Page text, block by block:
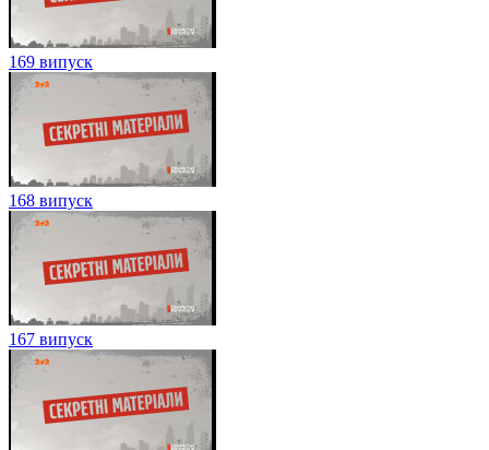
169 випуск
168 випуск
167 випуск